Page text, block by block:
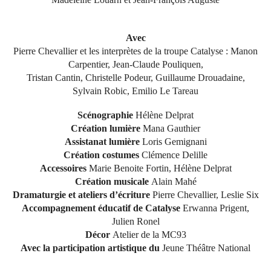
Avec
Pierre Chevallier et les interprètes de la troupe Catalyse : Manon
Carpentier, Jean-Claude Pouliquen,
Tristan Cantin, Christelle Podeur, Guillaume Drouadaine,
Sylvain Robic, Emilio Le Tareau
Scénographie Hélène Delprat
Création lumière Mana Gauthier
Assistanat lumière Loris Gemignani
Création costumes Clémence Delille
Accessoires Marie Benoite Fortin, Hélène Delprat
Création musicale Alain Mahé
Dramaturgie et ateliers d’écriture Pierre Chevallier, Leslie Six
Accompagnement éducatif de Catalyse Erwanna Prigent,
Julien Ronel
Décor Atelier de la MC93
Avec la participation artistique du Jeune Théâtre National